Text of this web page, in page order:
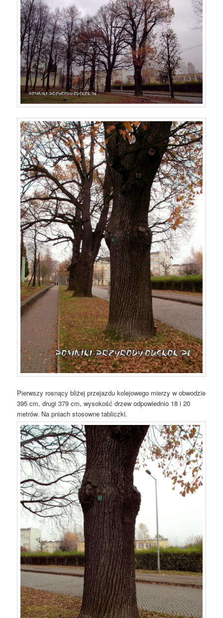
Pierwszy rosnący bliżej przejazdu kolejowego mierzy w obwodzie
395 cm, drugi 379 cm, wysokość drzew odpowiednio 18 i 20
metrów. Na pniach stosowne tabliczki.